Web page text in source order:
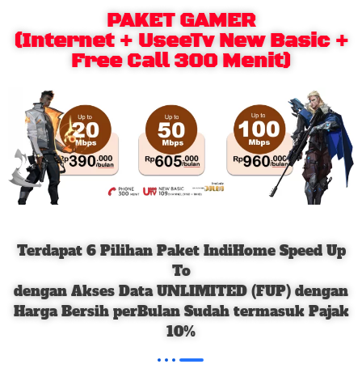
PAKET GAMER
(Internet + UseeTv New Basic +
Free Call 300 Menit)
Terdapat 6 Pilihan Paket IndiHome Speed Up
To
dengan Akses Data UNLIMITED (FUP) dengan
Harga Bersih perBulan Sudah termasuk Pajak
10%